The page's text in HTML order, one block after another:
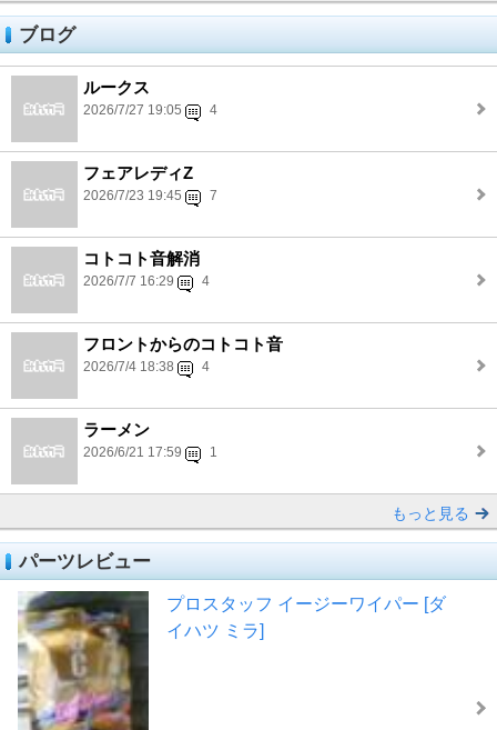
ブログ
ルークス
2026/7/27 19:05 4
フェアレディZ
2026/7/23 19:45 7
コトコト音解消
2026/7/7 16:29 4
フロントからのコトコト音
2026/7/4 18:38 4
ラーメン
2026/6/21 17:59 1
もっと見る
パーツレビュー
プロスタッフ イージーワイパー [ダ
イハツ ミラ]